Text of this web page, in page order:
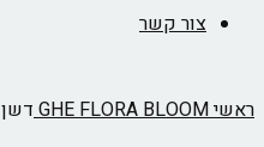
צור קשר
ראשיGHE FLORA BLOOM דשן 2